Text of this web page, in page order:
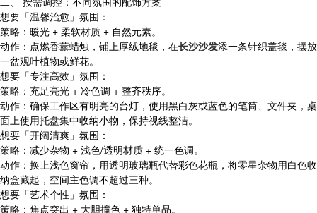
想要「温馨治愈」氛围：
策略：暖光 + 柔软材质 + 自然元素。
动作：点燃香薰蜡烛，铺上厚绒地毯，在长沙沙发添一条针织盖毯，摆放
一盆观叶植物或鲜花。
想要「专注高效」氛围：
策略：充足亮光 + 冷色调 + 整齐秩序。
动作：确保工作区有明亮的台灯，使用黑白灰或蓝色的笔筒、文件夹，桌
面上使用托盘集中收纳小物，保持视线整洁。
想要「开阔清爽」氛围：
策略：减少杂物 + 浅色/透明材质 + 统一色调。
动作：换上浅色窗帘，用透明玻璃瓶代替彩色花瓶，将零星杂物用白色收
纳盒藏起，空间主色调不超过三种。
想要「艺术个性」氛围：
策略：焦点突出 + 大胆撞色 + 独特单品。